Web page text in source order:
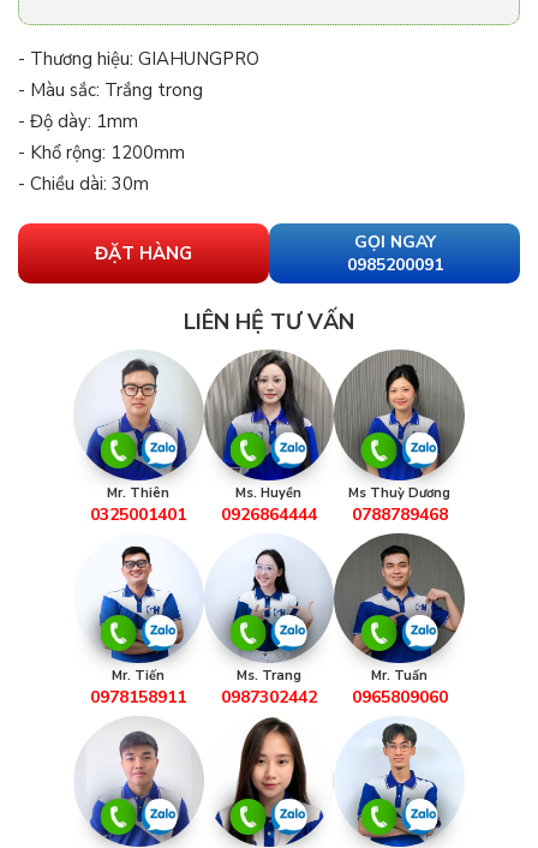
- Thương hiệu: GIAHUNGPRO
- Màu sắc: Trắng trong
- Độ dày: 1mm
- Khổ rộng: 1200mm
- Chiều dài: 30m
ĐẶT HÀNG
GỌI NGAY
0985200091
LIÊN HỆ TƯ VẤN
Mr. Thiên
0325001401
Ms. Huyền
0926864444
Ms Thuỳ Dương
0788789468
Mr. Tiến
0978158911
Ms. Trang
0987302442
Mr. Tuấn
0965809060